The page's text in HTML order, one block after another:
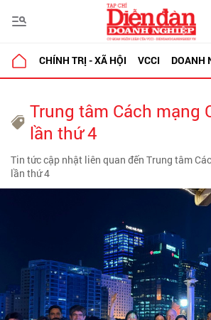
CHÍNH TRỊ - XÃ HỘI VCCI DOANH
Trung tâm Cách mạng
lần thứ 4
Tin tức cập nhật liên quan đến Trung tâm
lần thứ 4